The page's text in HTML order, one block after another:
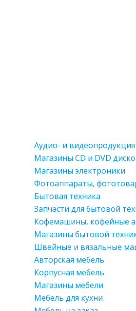
Аудио- и видеопродукция
Магазины CD и DVD
Магазины электроники
Фотоаппараты,
Бытовая техника
Запчасти для бытовой
Кофемашины, кофейные
Магазины бытовой
Швейные и вязальные
Авторская мебель
Корпусная мебель
Магазины мебели
Мебель для кухни